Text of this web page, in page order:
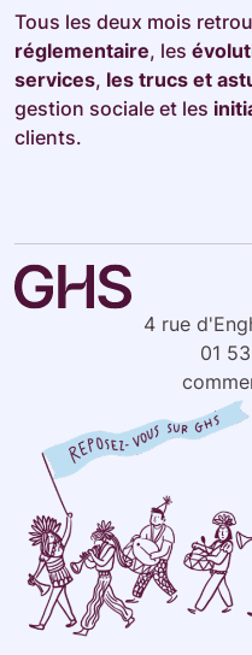
Tous les deux mois
réglementaire, les
services, les trucs et
gestion sociale et les
clients.
4 rue
01